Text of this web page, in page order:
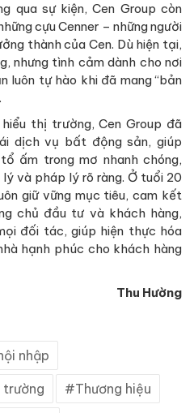
qua sự kiện, Cen Group còn
cựu Cenner – những người
thành của Cen. Dù hiện tại,
nhưng tình cảm dành cho nơi
luôn tự hào khi đã mang “bản
thị trường, Cen Group đã
dịch vụ bất động sản, giúp
ấm trong mơ nhanh chóng,
và pháp lý rõ ràng. Ở tuổi 20
giữ vững mục tiêu, cam kết
chủ đầu tư và khách hàng,
đối tác, giúp hiện thực hóa
hạnh phúc cho khách hàng
Thu Hường
nhập
trường Thương hiệu